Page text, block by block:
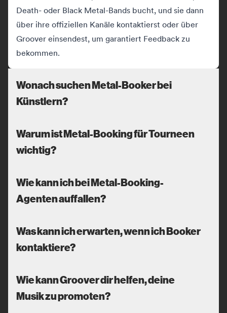
Death- oder Black Metal-Bands bucht, und sie dann
über ihre offiziellen Kanäle kontaktierst oder über
Groover einsendest, um garantiert Feedback zu
bekommen.
Wonach suchen Metal-Booker bei
Künstlern?
Warum ist Metal-Booking für Tourneen
wichtig?
Wie kann ich bei Metal-Booking-
Agenten auffallen?
Was kann ich erwarten, wenn ich Booker
kontaktiere?
Wie kann Groover dir helfen, deine
Musik zu promoten?